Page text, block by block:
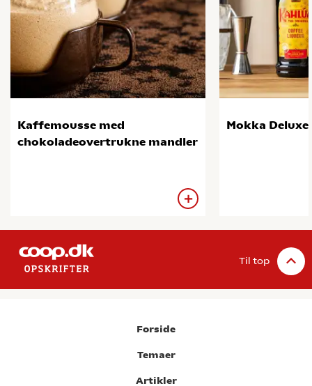
Kaffemousse med
chokoladeovertrukne mandler
Mokka Deluxe
Til top
Forside
Temaer
Artikler